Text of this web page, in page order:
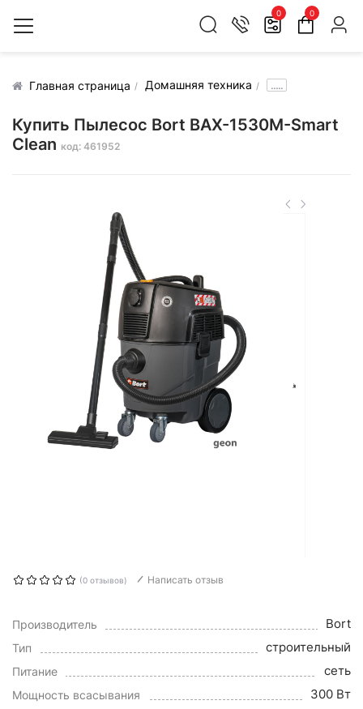
0 0
Главная страница Домашняя техника .....
Купить Пылесос Bort BAX-1530M-Smart
Clean код: 461952
(0 отзывов) Написать отзыв
Производитель Bort
Тип строительный
Питание сеть
Мощность всасывания 300 Вт